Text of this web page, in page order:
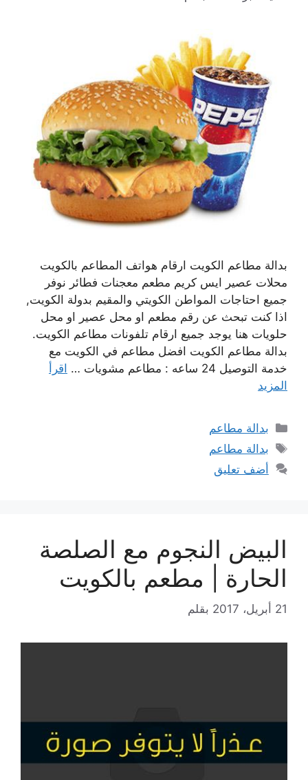
بدالة مطاعم الكويت ارقام هواتف المطاعم بالكويت
محلات عصير ايس كريم مطعم معجنات فطائر نوفر
جميع احتاجات المواطن الكويتي والمقيم بدولة الكويت,
اذا كنت تبحث عن رقم مطعم او محل عصير او محل
حلويات هنا يوجد جميع ارقام تلفونات مطاعم الكويت.
بدالة مطاعم الكويت افضل مطاعم في الكويت مع
خدمة التوصيل 24 ساعه : مطاعم مشويات …
اقرأ
المزيد
التصنيفات
بدالة مطاعم
الوسوم
بدالة مطاعم
أضف تعليق
البيض النجوم مع الصلصة
الحارة | مطعم بالكويت
21 أبريل، 2017 بقلم